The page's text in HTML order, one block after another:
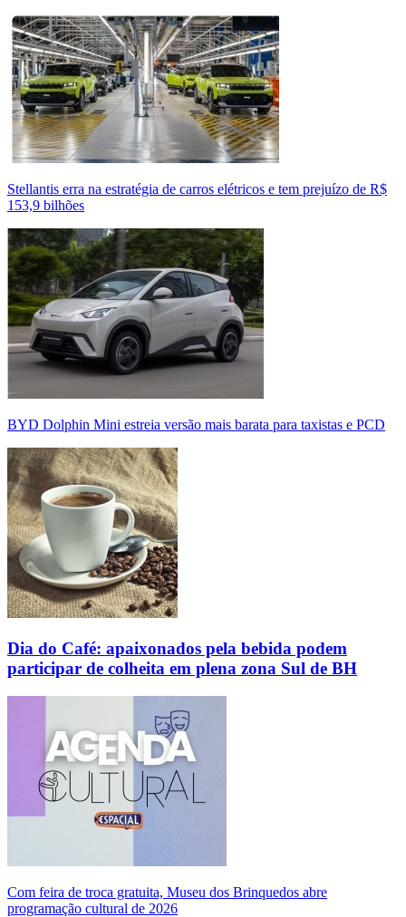
Stellantis erra na estratégia de carros elétricos e tem prejuízo de R$
153,9 bilhões
BYD Dolphin Mini estreia versão mais barata para taxistas e PCD
Dia do Café: apaixonados pela bebida podem
participar de colheita em plena zona Sul de BH
Com feira de troca gratuita, Museu dos Brinquedos abre
programação cultural de 2026